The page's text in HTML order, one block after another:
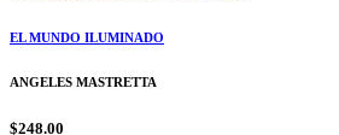
EL MUNDO ILUMINADO
ANGELES MASTRETTA
$248.00